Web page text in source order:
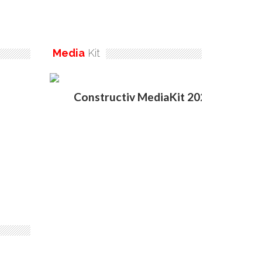
Media Kit
Constructiv MediaKit 2020